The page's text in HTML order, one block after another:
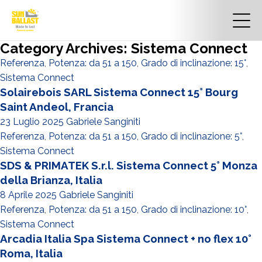
Category Archives: Sistema Connect
Referenza, Potenza: da 51 a 150, Grado di inclinazione: 15°,
Sistema Connect
Solairebois SARL Sistema Connect 15° Bourg
Saint Andeol, Francia
23 Luglio 2025 Gabriele Sanginiti
Referenza, Potenza: da 51 a 150, Grado di inclinazione: 5°,
Sistema Connect
SDS & PRIMATEK S.r.l. Sistema Connect 5° Monza
della Brianza, Italia
8 Aprile 2025 Gabriele Sanginiti
Referenza, Potenza: da 51 a 150, Grado di inclinazione: 10°,
Sistema Connect
Arcadia Italia Spa Sistema Connect + no flex 10°
Roma, Italia